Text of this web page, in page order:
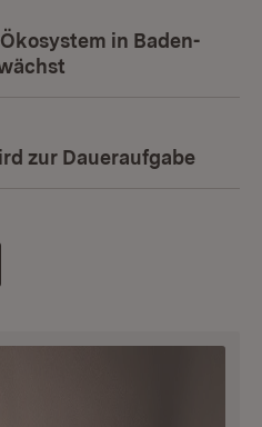
in Baden-
zur Daueraufgabe